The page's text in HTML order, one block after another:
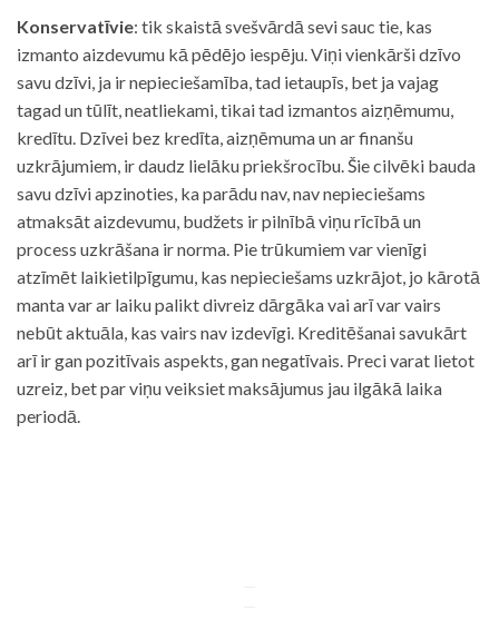
Konservatīvie: tik skaistā svešvārdā sevi sauc tie, kas
izmanto aizdevumu kā pēdējo iespēju. Viņi vienkārši dzīvo
savu dzīvi, ja ir nepieciešamība, tad ietaupīs, bet ja vajag
tagad un tūlīt, neatliekami, tikai tad izmantos aizņēmumu,
kredītu. Dzīvei bez kredīta, aizņēmuma un ar finanšu
uzkrājumiem, ir daudz lielāku priekšrocību. Šie cilvēki bauda
savu dzīvi apzinoties, ka parādu nav, nav nepieciešams
atmaksāt aizdevumu, budžets ir pilnībā viņu rīcībā un
process uzkrāšana ir norma. Pie trūkumiem var vienīgi
atzīmēt laikietilpīgumu, kas nepieciešams uzkrājot, jo kārotā
manta var ar laiku palikt divreiz dārgāka vai arī var vairs
nebūt aktuāla, kas vairs nav izdevīgi. Kreditēšanai savukārt
arī ir gan pozitīvais aspekts, gan negatīvais. Preci varat lietot
uzreiz, bet par viņu veiksiet maksājumus jau ilgākā laika
periodā.